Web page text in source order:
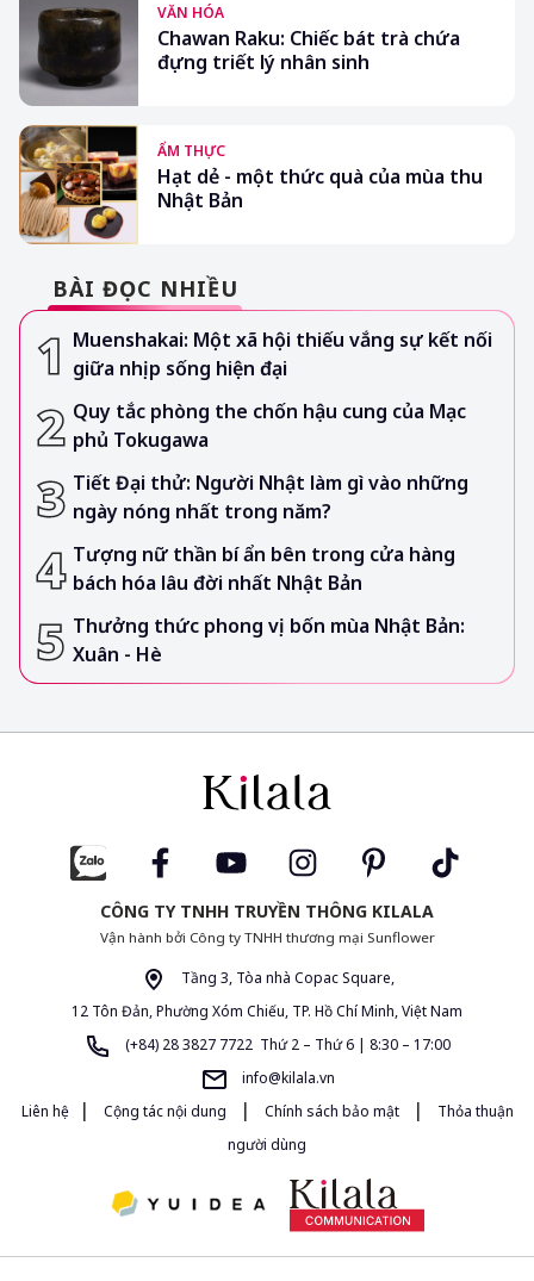
VĂN HÓA
Chawan Raku: Chiếc bát trà chứa
đựng triết lý nhân sinh
ẨM THỰC
Hạt dẻ - một thức quà của mùa thu
Nhật Bản
BÀI ĐỌC NHIỀU
Muenshakai: Một xã hội thiếu vắng sự kết nối
giữa nhịp sống hiện đại
Quy tắc phòng the chốn hậu cung của Mạc
phủ Tokugawa
Tiết Đại thử: Người Nhật làm gì vào những
ngày nóng nhất trong năm?
Tượng nữ thần bí ẩn bên trong cửa hàng
bách hóa lâu đời nhất Nhật Bản
Thưởng thức phong vị bốn mùa Nhật Bản:
Xuân - Hè
CÔNG TY TNHH TRUYỀN THÔNG KILALA
Vận hành bởi Công ty TNHH thương mại Sunflower
Tầng 3, Tòa nhà Copac Square,
12 Tôn Đản, Phường Xóm Chiếu, TP. Hồ Chí Minh, Việt Nam
(+84) 28 3827 7722 Thứ 2 – Thứ 6 | 8:30 – 17:00
info@kilala.vn
Liên hệ
| Cộng tác nội dung | Chính sách bảo mật |
Thỏa thuận
người dùng